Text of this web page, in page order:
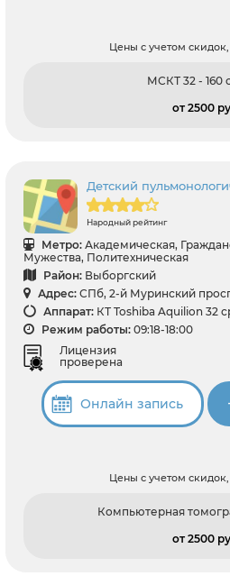
Цены с учетом
МСКТ 32 - 160
от 2500
Детский
Народный рейтинг
Метро: Академическая,
Мужества, Политехническая
Район: Выборгский
Адрес: СПб, 2-й Муринский
Аппарат: КТ Toshiba Aquilion 32
Режим работы: 09:18-18:00
Лицензия
проверена
Онлайн запись
Цены с учетом
Компьютерная
от 2500